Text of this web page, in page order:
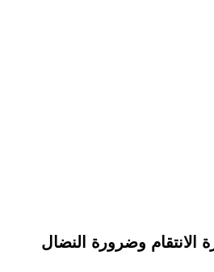
الانتقام وضرورة النضال